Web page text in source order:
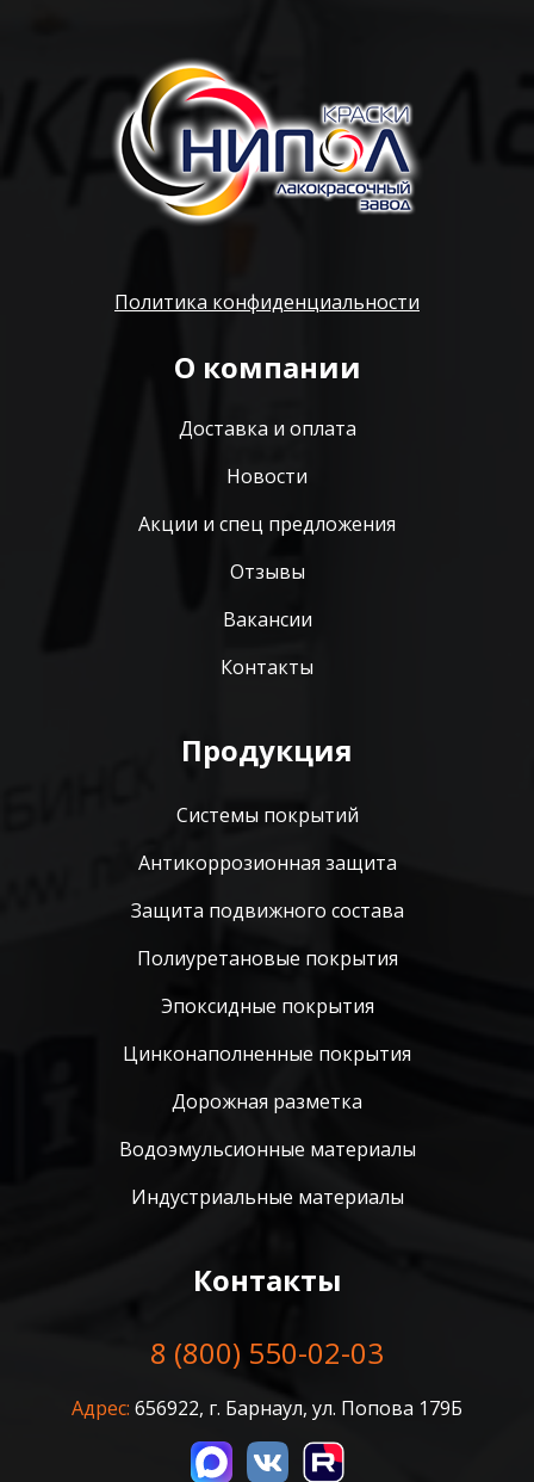
Политика конфиденциальности
О компании
Доставка и оплата
Новости
Акции и спец предложения
Отзывы
Вакансии
Контакты
Продукция
Системы покрытий
Антикоррозионная защита
Защита подвижного состава
Полиуретановые покрытия
Эпоксидные покрытия
Цинконаполненные покрытия
Дорожная разметка
Водоэмульсионные материалы
Индустриальные материалы
Контакты
8 (800) 550-02-03
Адрес: 656922, г. Барнаул, ул. Попова 179Б